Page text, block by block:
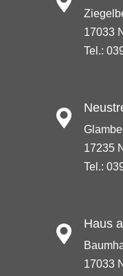
17033
Tel.:
17235
Tel.:
Haus
17033